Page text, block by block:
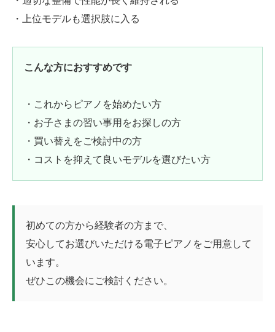
・上位モデルも選択肢に入る
こんな方におすすめです
・これからピアノを始めたい方
・お子さまの習い事用をお探しの方
・買い替えをご検討中の方
・コストを抑えて良いモデルを選びたい方
初めての方から経験者の方まで、
安心してお選びいただける電子ピアノをご用意して
います。
ぜひこの機会にご検討ください。